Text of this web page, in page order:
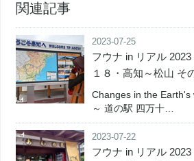
関連記事
2023-07-25
フウナ in リアル
１８・高知～松山 そ
Changes in the Earth's
～ 道の駅 四万十…
2023-07-22
フウナ in リアル